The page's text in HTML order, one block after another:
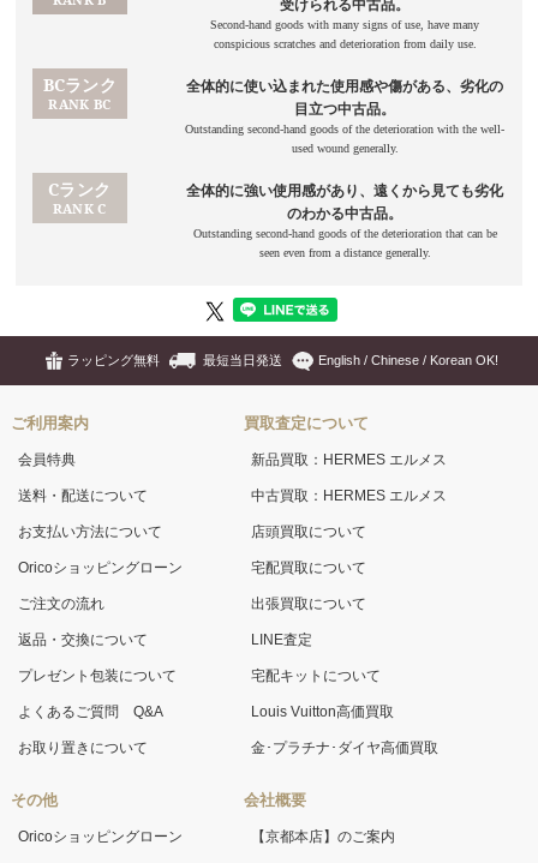
ラッピング無料 最短当日発送 English / Chinese / Korean OK!
ご利用案内
会員特典
送料・配送について
お支払い方法について
Oricoショッピングローン
ご注文の流れ
返品・交換について
プレゼント包装について
よくあるご質問 Q&A
お取り置きについて
その他
Oricoショッピングローン
買取査定について
新品買取：HERMES エルメス
中古買取：HERMES エルメス
店頭買取について
宅配買取について
出張買取について
LINE査定
宅配キットについて
Louis Vuitton高価買取
金･プラチナ･ダイヤ高価買取
会社概要
【京都本店】のご案内